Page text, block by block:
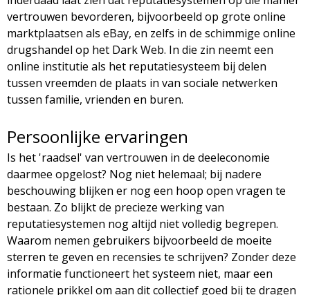
vertrouwen bevorderen, bijvoorbeeld op grote online
marktplaatsen als eBay, en zelfs in de schimmige online
drugshandel op het Dark Web. In die zin neemt een
online institutie als het reputatiesysteem bij delen
tussen vreemden de plaats in van sociale netwerken
tussen familie, vrienden en buren.
Persoonlijke ervaringen
Is het 'raadsel' van vertrouwen in de deeleconomie
daarmee opgelost? Nog niet helemaal; bij nadere
beschouwing blijken er nog een hoop open vragen te
bestaan. Zo blijkt de precieze werking van
reputatiesystemen nog altijd niet volledig begrepen.
Waarom nemen gebruikers bijvoorbeeld de moeite
sterren te geven en recensies te schrijven? Zonder deze
informatie functioneert het systeem niet, maar een
rationele prikkel om aan dit collectief goed bij te dragen